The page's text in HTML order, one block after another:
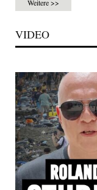
Weitere >>
VIDEO